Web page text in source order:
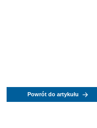
Powrót do artykułu